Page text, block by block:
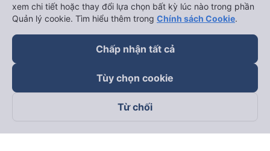
Theo dõi chúng tôi trên
xem chi tiết hoặc thay đổi lựa chọn bất kỳ lúc nào trong phần
Quản lý cookie. Tìm hiểu thêm trong Chính sách Cookie.
Chấp nhận tất cả
Tùy chọn cookie
Từ chối